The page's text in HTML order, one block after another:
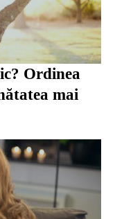
Ordinea
mai